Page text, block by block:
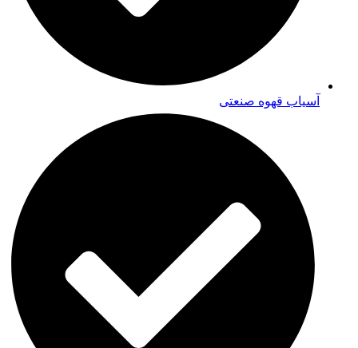
آسیاب قهوه صنعتی